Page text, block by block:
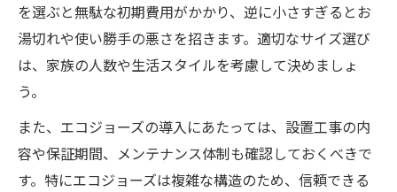
を選ぶと無駄な初期費用がかかり、逆に小さすぎるとお
湯切れや使い勝手の悪さを招きます。適切なサイズ選び
は、家族の人数や生活スタイルを考慮して決めましょ
う。
また、エコジョーズの導入にあたっては、設置工事の内
容や保証期間、メンテナンス体制も確認しておくべきで
す。特にエコジョーズは複雑な構造のため、信頼できる